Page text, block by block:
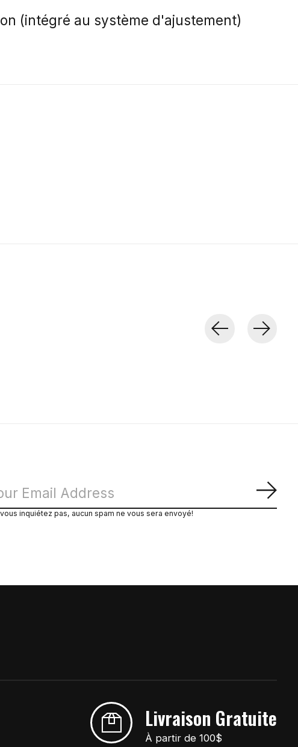
(intégré au système d'ajustement)
inquiétez pas, aucun spam ne vous sera envoyé!
Livraison Gratuite
À partir de 100$